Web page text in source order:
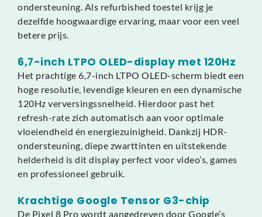
ondersteuning. Als refurbished toestel krijg je
dezelfde hoogwaardige ervaring, maar voor een veel
betere prijs.
6,7-inch LTPO OLED-display met 120Hz
Het prachtige 6,7-inch LTPO OLED-scherm biedt een
hoge resolutie, levendige kleuren en een dynamische
120Hz verversingssnelheid. Hierdoor past het
refresh-rate zich automatisch aan voor optimale
vloeiendheid én energiezuinigheid. Dankzij HDR-
ondersteuning, diepe zwarttinten en uitstekende
helderheid is dit display perfect voor video’s, games
en professioneel gebruik.
Krachtige Google Tensor G3-chip
De Pixel 8 Pro wordt aangedreven door Google’s